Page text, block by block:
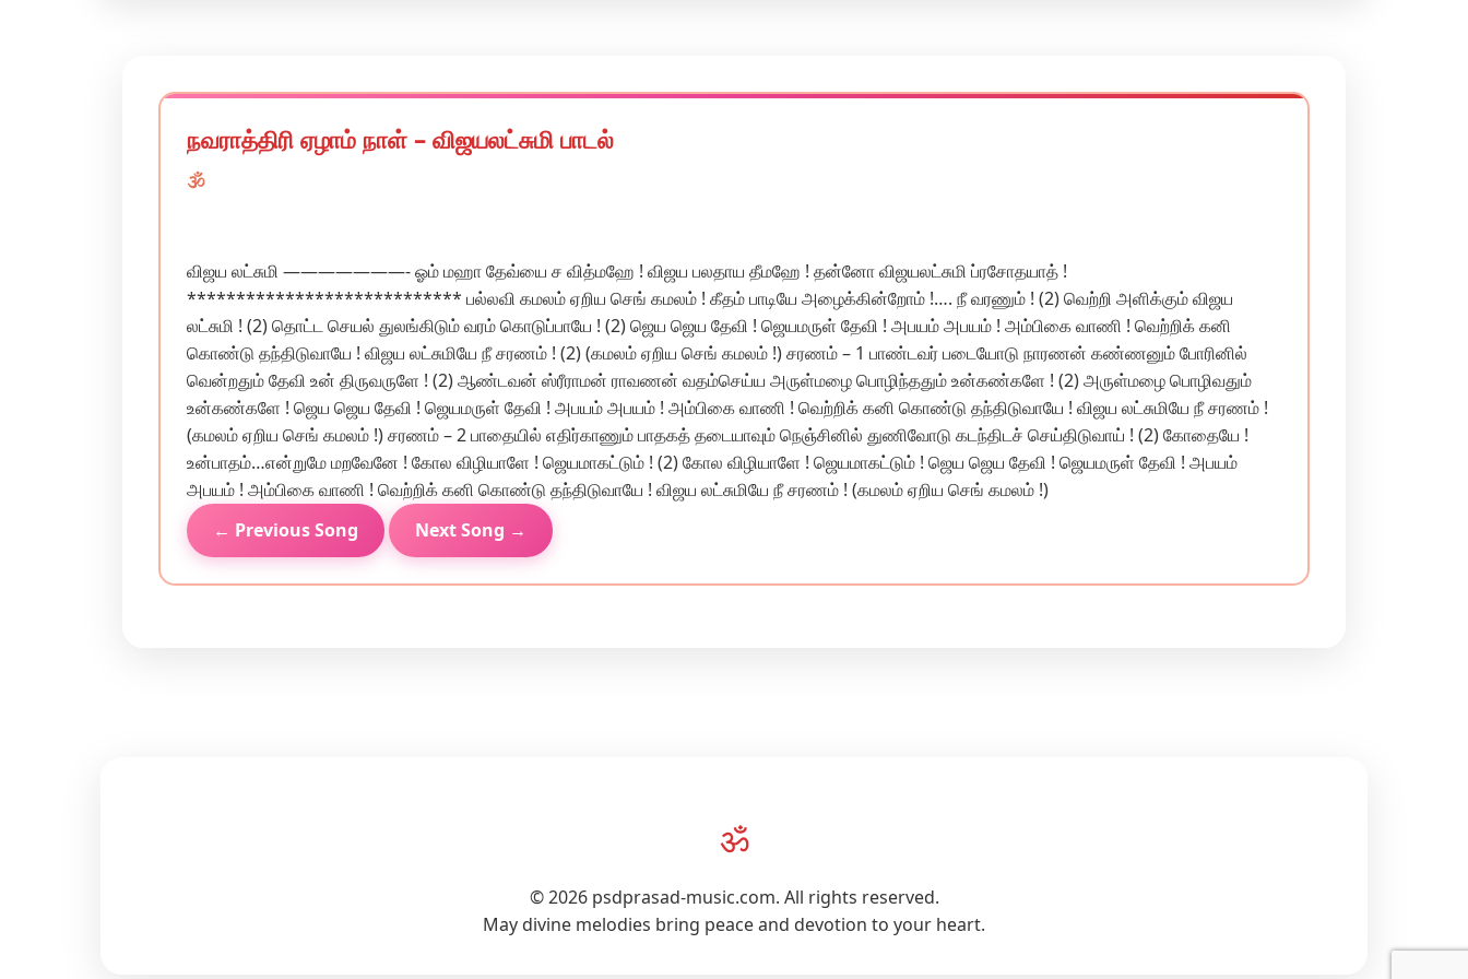
நவராத்திரி ஏழாம் நாள் – விஜயலட்சுமி பாடல்
🕉️
விஜய லட்சுமி ———————- ஓம் மஹா தேவ்யை ச வித்மஹே ! விஜய பலதாய தீமஹே ! தன்னோ விஜயலட்சுமி ப்ரசோதயாத் !
**************************** பல்லவி கமலம் ஏறிய செங் கமலம் ! கீதம் பாடியே அழைக்கின்றோம் !…. நீ வரணும் ! (2) வெற்றி அளிக்கும் விஜய
லட்சுமி ! (2) தொட்ட செயல் துலங்கிடும் வரம் கொடுப்பாயே ! (2) ஜெய ஜெய தேவி ! ஜெயமருள் தேவி ! அபயம் அபயம் ! அம்பிகை வாணி ! வெற்றிக் கனி
கொண்டு தந்திடுவாயே ! விஜய லட்சுமியே நீ சரணம் ! (2) (கமலம் ஏறிய செங் கமலம் !) சரணம் – 1 பாண்டவர் படையோடு நாரணன் கண்ணனும் போரினில்
வென்றதும் தேவி உன் திருவருளே ! (2) ஆண்டவன் ஸ்ரீராமன் ராவணன் வதம்செய்ய அருள்மழை பொழிந்ததும் உன்கண்களே ! (2) அருள்மழை பொழிவதும்
உன்கண்களே ! ஜெய ஜெய தேவி ! ஜெயமருள் தேவி ! அபயம் அபயம் ! அம்பிகை வாணி ! வெற்றிக் கனி கொண்டு தந்திடுவாயே ! விஜய லட்சுமியே நீ சரணம் !
(கமலம் ஏறிய செங் கமலம் !) சரணம் – 2 பாதையில் எதிர்காணும் பாதகத் தடையாவும் நெஞ்சினில் துணிவோடு கடந்திடச் செய்திடுவாய் ! (2) கோதையே !
உன்பாதம்…என்றுமே மறவேனே ! கோல விழியாளே ! ஜெயமாகட்டும் ! (2) கோல விழியாளே ! ஜெயமாகட்டும் ! ஜெய ஜெய தேவி ! ஜெயமருள் தேவி ! அபயம்
அபயம் ! அம்பிகை வாணி ! வெற்றிக் கனி கொண்டு தந்திடுவாயே ! விஜய லட்சுமியே நீ சரணம் ! (கமலம் ஏறிய செங் கமலம் !)
← Previous Song
Next Song →
ॐ
© 2026 psdprasad-music.com. All rights reserved.
May divine melodies bring peace and devotion to your heart.